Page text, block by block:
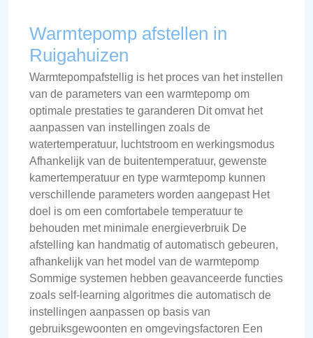
Warmtepomp afstellen in
Ruigahuizen
Warmtepompafstellig is het proces van het instellen
van de parameters van een warmtepomp om
optimale prestaties te garanderen Dit omvat het
aanpassen van instellingen zoals de
watertemperatuur, luchtstroom en werkingsmodus
Afhankelijk van de buitentemperatuur, gewenste
kamertemperatuur en type warmtepomp kunnen
verschillende parameters worden aangepast Het
doel is om een comfortabele temperatuur te
behouden met minimale energieverbruik De
afstelling kan handmatig of automatisch gebeuren,
afhankelijk van het model van de warmtepomp
Sommige systemen hebben geavanceerde functies
zoals self-learning algoritmes die automatisch de
instellingen aanpassen op basis van
gebruiksgewoonten en omgevingsfactoren Een